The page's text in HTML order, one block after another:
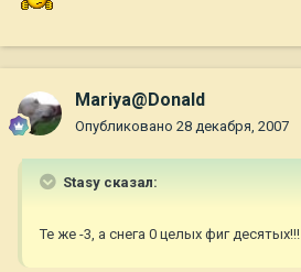
Mariya@Donald
Опубликовано 28 декабря, 2007
Stasy сказал:
Те же -3, а снега 0 целых фиг десятых!!!